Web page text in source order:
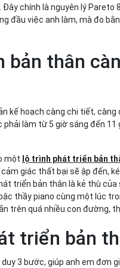
chính là nguyên lý Pareto
đầu việc anh làm, mà đo
thân
kế hoạch càng chi tiết, càng
làm từ 5 giờ sáng đến
một lộ trình phát triển bản
giác thất bại sẽ ập đến,
triển bản thân là kẻ thù
thầy piano cùng một lúc
trên quá nhiều con đường,
triển bản
3 bước, giúp anh em đơn